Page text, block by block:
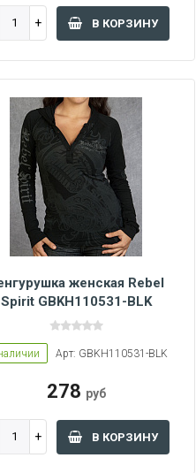
В КОРЗИНУ
женская Rebel
Spirit GBKH110531-BLK
Арт: GBKH110531-BLK
278 руб
В КОРЗИНУ
S M